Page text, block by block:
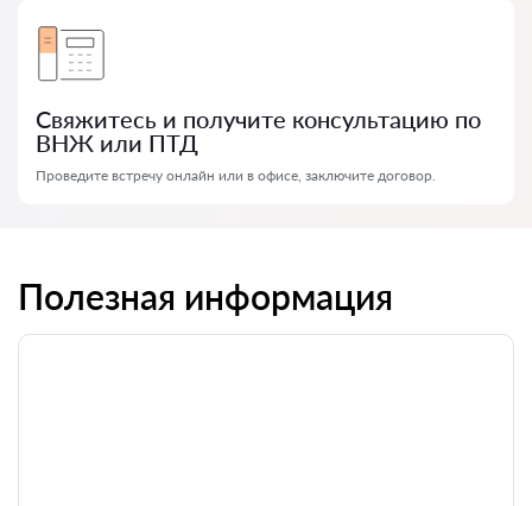
Свяжитесь и получите консультацию по
ВНЖ или ПТД
Проведите встречу онлайн или в офисе, заключите договор.
Полезная информация